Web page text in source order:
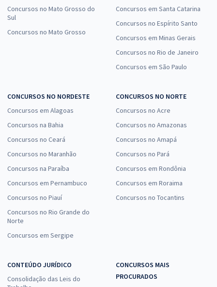
Concursos no Mato Grosso do
Sul
Concursos no Mato Grosso
Concursos em Santa Catarina
Concursos no Espírito Santo
Concursos em Minas Gerais
Concursos no Rio de Janeiro
Concursos em São Paulo
CONCURSOS NO NORDESTE
Concursos em Alagoas
Concursos na Bahia
Concursos no Ceará
Concursos no Maranhão
Concursos na Paraíba
Concursos em Pernambuco
Concursos no Piauí
Concursos no Rio Grande do
Norte
Concursos em Sergipe
CONCURSOS NO NORTE
Concursos no Acre
Concursos no Amazonas
Concursos no Amapá
Concursos no Pará
Concursos em Rondônia
Concursos em Roraima
Concursos no Tocantins
CONTEÚDO JURÍDICO
Consolidação das Leis do
CONCURSOS MAIS
PROCURADOS